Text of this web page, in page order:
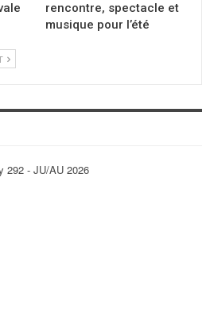
rencontre, spectacle et
musique pour l’été
292 - JU/AU 2026